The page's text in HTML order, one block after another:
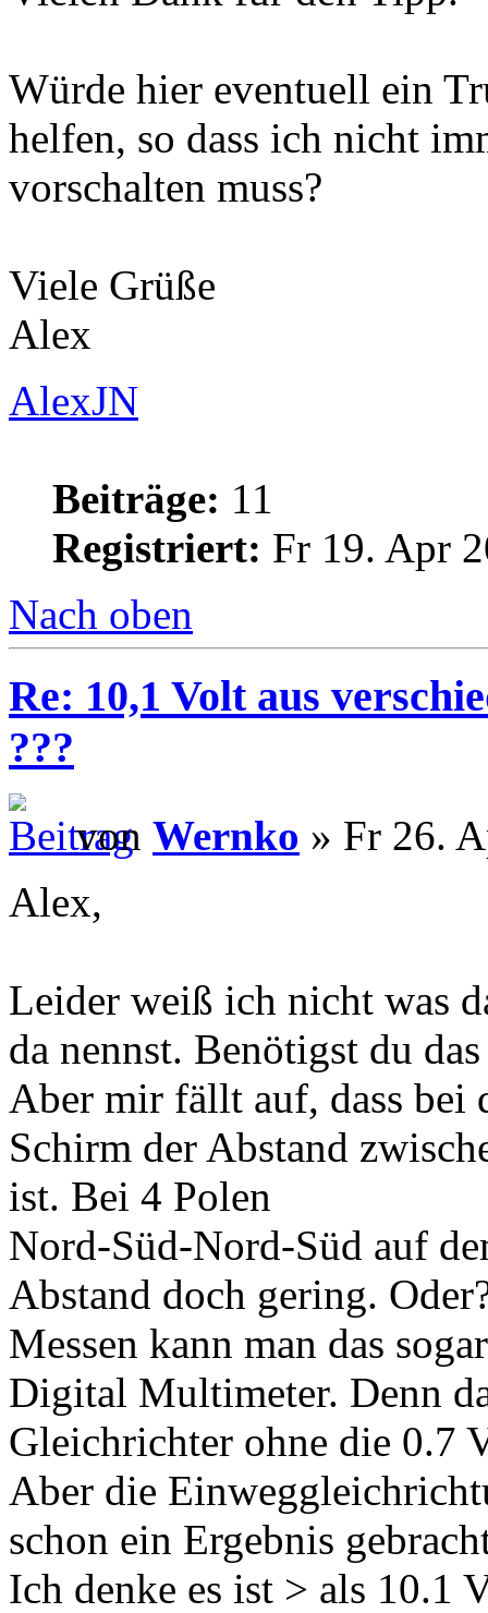
Würde hier eventuell ein
helfen, so dass ich nicht
vorschalten muss?
Viele Grüße
Alex
AlexJN
Beiträge: 11
Registriert: Fr 19. Apr
Nach oben
Re: 10,1 Volt aus
???
von Wernko » Fr 26.
Alex,
Leider weiß ich nicht was
da nennst. Benötigst du
Aber mir fällt auf, dass bei
Schirm der Abstand
ist. Bei 4 Polen
Nord-Süd-Nord-Süd auf
Abstand doch gering.
Messen kann man das
Digital Multimeter. Denn
Gleichrichter ohne die 0.7
Aber die
schon ein Ergebnis
Ich denke es ist > als 10.1